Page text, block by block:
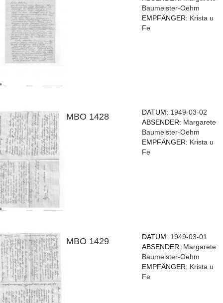
Baumeister-Oehm
EMPFÄNGER: Krista u
Fe
MBO 1428 DATUM: 1949-03-02
ABSENDER: Margarete
Baumeister-Oehm
EMPFÄNGER: Krista u
Fe
MBO 1429 DATUM: 1949-03-01
ABSENDER: Margarete
Baumeister-Oehm
EMPFÄNGER: Krista u
Fe